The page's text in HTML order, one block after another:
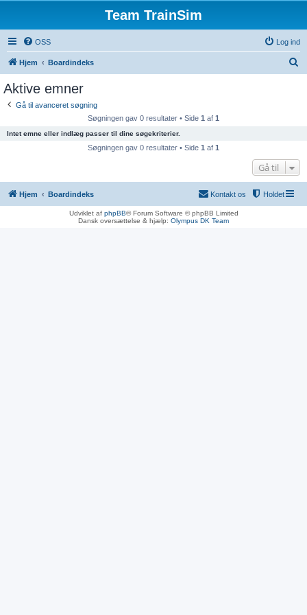
Team TrainSim
OSS Log ind
Hjem Boardindeks
Aktive emner
Gå til avanceret søgning
Søgningen gav 0 resultater • Side 1 af 1
Intet emne eller indlæg passer til dine søgekriterier.
Søgningen gav 0 resultater • Side 1 af 1
Gå til
Hjem Boardindeks Holdet
Kontakt os
Udviklet af phpBB® Forum Software © phpBB Limited
Dansk oversættelse & hjælp: Olympus DK Team